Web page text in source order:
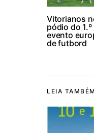
Vitorianos
pódio do 1.º
evento
de futbord
LEIA